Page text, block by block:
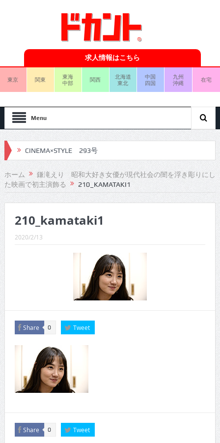
求人情報はこちら
東京 関東
東海
中部
関西
北海道
東北
中国
四国
九州
沖縄
在宅
Menu
CINEMA×STYLE 293号
CINEMA×STYLE 292号
CINEMA×STYLE 291号
CINEMA×STYLE 289号
CINEMA×STYLE 287号
CINEMA×STYLE 286号
CINEMA×STYLE 285号
ホーム
鎌滝えり 昭和大好き女優が現代社会の闇を浮き彫りにし
た映画で初主演飾る
210_KAMATAKI1
210_kamataki1
2020/2/13
Share 0 Tweet
Share 0 Tweet